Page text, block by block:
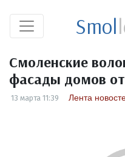
Smol
Смоленские
фасады домов
13 марта 11:39 Лента